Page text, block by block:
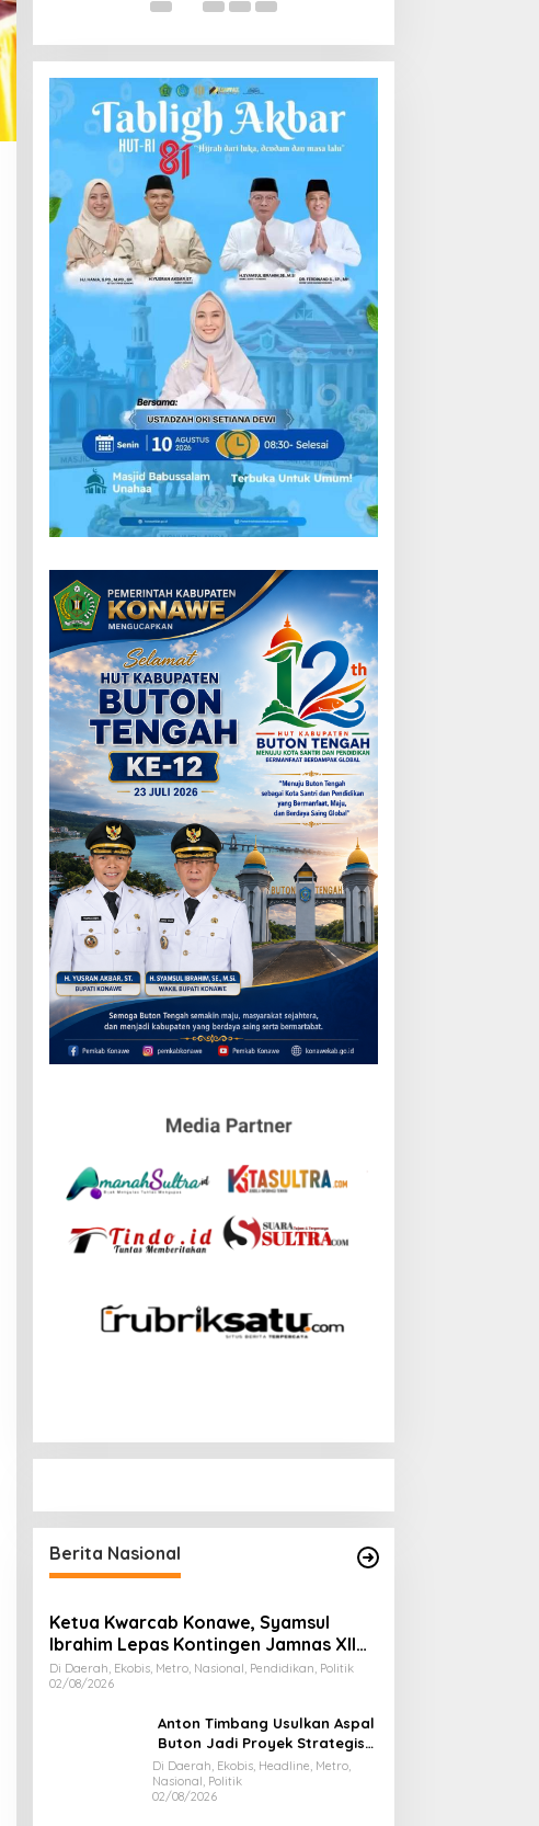
Berita Nasional
Ketua Kwarcab Konawe, Syamsul
Ibrahim Lepas Kontingen Jamnas XII
2026
Di Daerah, Ekobis, Metro, Nasional, Pendidikan, Politik
02/08/2026
Anton Timbang Usulkan Aspal
Buton Jadi Proyek Strategis
Nasional
Di Daerah, Ekobis, Headline, Metro,
Nasional, Politik
02/08/2026